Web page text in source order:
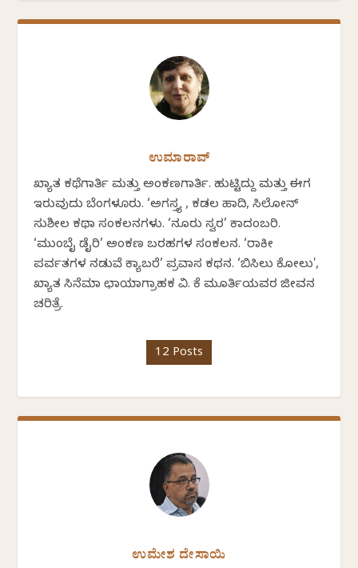
ಉಮಾರಾವ್
ಖ್ಯಾತ ಕಥೆಗಾರ್ತಿ ಮತ್ತು ಅಂಕಣಗಾರ್ತಿ. ಹುಟ್ಟಿದ್ದು ಮತ್ತು ಈಗ
ಇರುವುದು ಬೆಂಗಳೂರು. ‘ಅಗಸ್ತ್ಯ , ಕಡಲ ಹಾದಿ, ಸಿಲೋನ್
ಸುಶೀಲ ಕಥಾ ಸಂಕಲನಗಳು. ‘ನೂರು ಸ್ವರ’ ಕಾದಂಬರಿ.
‘ಮುಂಬೈ ಡೈರಿ’ ಅಂಕಣ ಬರಹಗಳ ಸಂಕಲನ. ‘ರಾಕೀ
ಪರ್ವತಗಳ ನಡುವೆ ಕ್ಯಾಬರೆ’ ಪ್ರವಾಸ ಕಥನ. ‘ಬಿಸಿಲು ಕೋಲು',
ಖ್ಯಾತ ಸಿನೆಮಾ ಛಾಯಾಗ್ರಾಹಕ ವಿ. ಕೆ ಮೂರ್ತಿಯವರ ಜೀವನ
ಚರಿತ್ರೆ.
12 Posts
ಉಮೇಶ ದೇಸಾಯಿ